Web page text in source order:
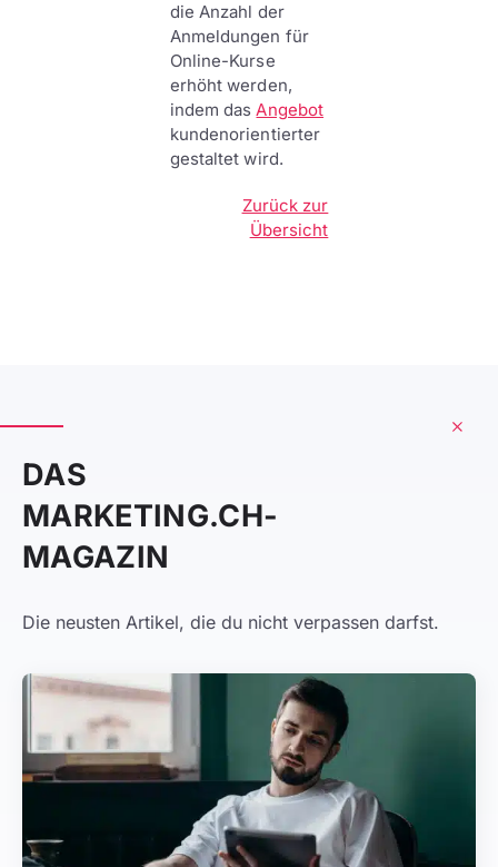
die Anzahl der
Anmeldungen für
Online-Kurse
erhöht werden,
indem dasAngebot
kundenorientierter
gestaltet wird.
Zurück zur
Übersicht
DAS
MARKETING.CH-
MAGAZIN
Die neusten Artikel, die du nicht verpassen darfst.